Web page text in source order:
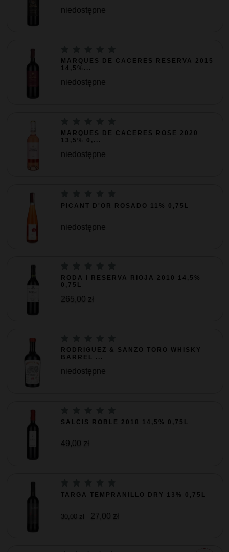
niedostępne
MARQUES DE CACERES RESERVA 2015
14,5%...
niedostępne
MARQUES DE CACERES ROSE 2020
13,5% 0,...
niedostępne
PICANT D'OR ROSADO 11% 0,75L
niedostępne
RODA I RESERVA RIOJA 2010 14,5%
0,75L
265,00 zł
RODRIGUEZ & SANZO TORO WHISKY
BARREL ...
niedostępne
SALCIS ROBLE 2018 14,5% 0,75L
49,00 zł
TARGA TEMPRANILLO DRY 13% 0,75L
30,00 zł 27,00 zł